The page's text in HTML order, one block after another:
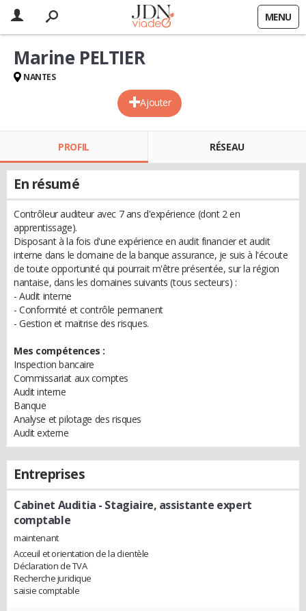
MENU
Ajouter
Marine PELTIER
NANTES
PROFIL RÉSEAU
En résumé
Contrôleur auditeur avec 7 ans d'expérience (dont 2 en
apprentissage).
Disposant à la fois d'une expérience en audit financier et audit
interne dans le domaine de la banque assurance, je suis à l'écoute
de toute opportunité qui pourrait m'être présentée, sur la région
nantaise, dans les domaines suivants (tous secteurs) :
- Audit interne
- Conformité et contrôle permanent
- Gestion et maitrise des risques.
Mes compétences :
Inspection bancaire
Commissariat aux comptes
Audit interne
Banque
Analyse et pilotage des risques
Audit externe
Entreprises
Cabinet Auditia - Stagiaire, assistante expert
comptable
maintenant
Acceuil et orientation de la clientèle
Déclaration de TVA
Recherche juridique
saisie comptable